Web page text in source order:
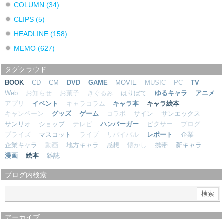
COLUMN (34)
CLIPS (5)
HEADLINE (158)
MEMO (627)
タグクラウド
BOOK CD CM DVD GAME MOVIE MUSIC PC
TV
Web
お知らせ お菓子 きぐるみ はりぼて ゆるキャラ
アニメ
アプリ
イベント キャラコラム キャラ本
キャラ絵本
キャンペーン
グッズ ゲーム コラボ サイン
サンエックス
サンリオ
ショップ テレビ ハンバーガー ピクサー
ブログ
プライズ
マスコット ライブ リバイバル レポート
企業
企業キャラ
動画 地方キャラ 感想 懐かし 携帯
新キャラ
漫画
絵本 雑誌
ブログ内検索
アーカイブ